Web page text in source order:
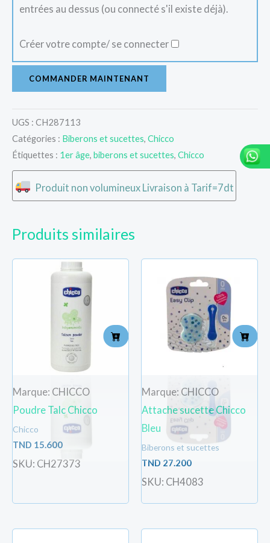
entrées au dessus (ou connecté s'il existe déjà).
Créer votre compte/ se connecter
COMMANDER MAINTENANT
UGS : CH287113
Catégories : Biberons et sucettes, Chicco
Étiquettes : 1er âge, biberons et sucettes, Chicco
Produit non volumineux Livraison à Tarif=7dt
Produits similaires
Marque: CHICCO
Poudre Talc Chicco
Chicco
TND 15.600
SKU: CH27373
Marque: CHICCO
Attache sucette Chicco
Bleu
Biberons et sucettes
TND 27.200
SKU: CH4083